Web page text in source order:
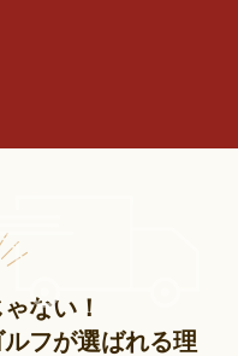
ない！
フが選ばれる理